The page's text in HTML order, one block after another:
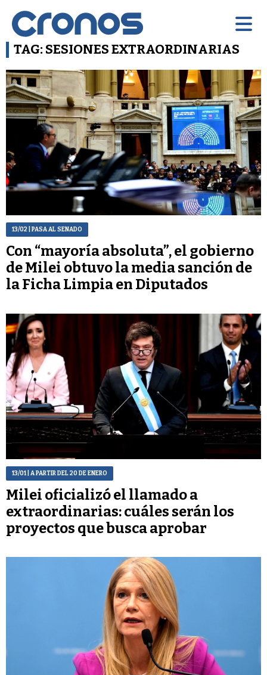
TAG: SESIONES EXTRAORDINARIAS
13/02 | PASA AL SENADO
Con “mayoría absoluta”, el gobierno
de Milei obtuvo la media sanción de
la Ficha Limpia en Diputados
13/01| A PARTIR DEL 20 DE ENERO
Milei oficializó el llamado a
extraordinarias: cuáles serán los
proyectos que busca aprobar